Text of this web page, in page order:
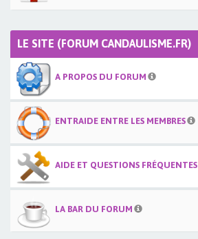
LE SITE (FORUM CANDAULISME.FR)
A PROPOS DU FORUM
ENTRAIDE ENTRE LES MEMBRES
AIDE ET QUESTIONS FRÉQUENTES
LA BAR DU FORUM